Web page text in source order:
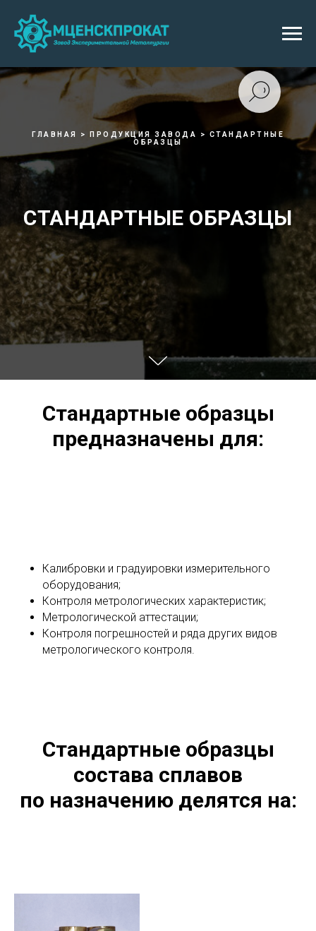
ГЛАВНАЯ > ПРОДУКЦИЯ ЗАВОДА > СТАНДАРТНЫЕ
ОБРАЗЦЫ
СТАНДАРТНЫЕ ОБРАЗЦЫ
Стандартные образцы
предназначены для:
Калибровки и градуировки измерительного
оборудования;
Контроля метрологических характеристик;
Метрологической аттестации;
Контроля погрешностей и ряда других видов
метрологического контроля.
Стандартные образцы
состава сплавов
по назначению делятся на: